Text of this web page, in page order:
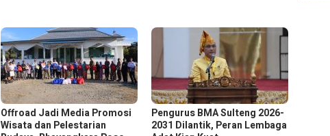
Offroad Jadi Media Promosi
Wisata dan Pelestarian
Pengurus BMA Sulteng 2026-
2031 Dilantik, Peran Lembaga